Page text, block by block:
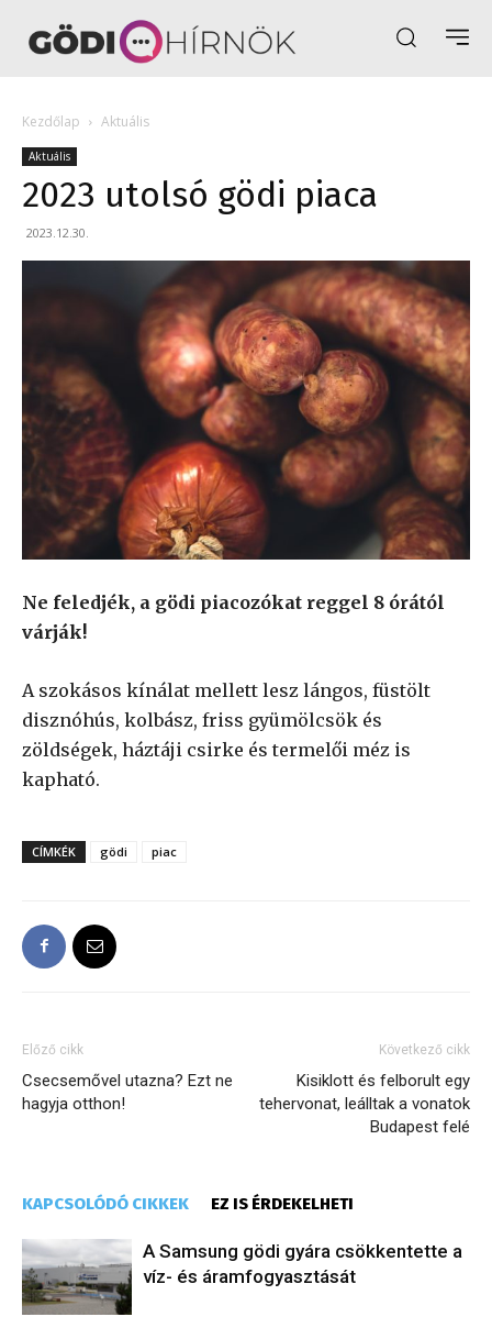
Kezdőlap Aktuális
Aktuális
2023 utolsó gödi piaca
2023.12.30.
Ne feledjék, a gödi piacozókat reggel 8 órától
várják!
A szokásos kínálat mellett lesz lángos, füstölt
disznóhús, kolbász, friss gyümölcsök és
zöldségek, háztáji csirke és termelői méz is
kapható.
CÍMKÉK gödi piac
Előző cikk
Csecsemővel utazna? Ezt ne
hagyja otthon!
Következő cikk
Kisiklott és felborult egy
tehervonat, leálltak a vonatok
Budapest felé
KAPCSOLÓDÓ CIKKEK EZ IS ÉRDEKELHETI
A Samsung gödi gyára csökkentette a
víz- és áramfogyasztását